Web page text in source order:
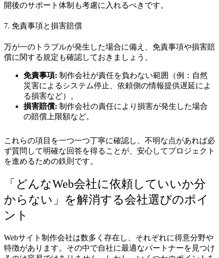
開後のサポート体制も考慮に入れるべきです。
7. 免責事項と損害賠償
万が一のトラブルが発生した場合に備え、免責事項や損害賠
償に関する規定も確認しておきましょう。
免責事項: 制作会社が責任を負わない範囲（例：自然
災害によるシステム停止、依頼側の情報提供遅延によ
る損害など）。
損害賠償: 制作会社の責任により損害が発生した場合
の賠償上限額など。
これらの項目を一つ一つ丁寧に確認し、不明な点があれば必
ず質問して明確な回答を得ることが、安心してプロジェクト
を進めるための鉄則です。
「どんなWeb会社に依頼していいか分
からない」を解消する会社選びのポイ
ント
Webサイト制作会社は数多く存在し、それぞれに得意分野や
特徴があります。その中で自社に最適なパートナーを見つけ